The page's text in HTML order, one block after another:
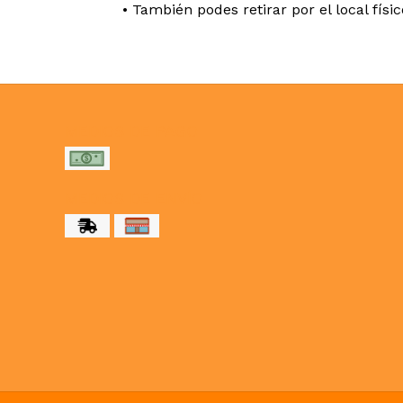
• También podes retirar por el local